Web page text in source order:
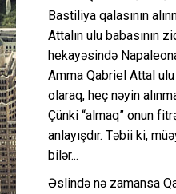
Bastiliya qalasının
Attalın ulu babasının
hekayəsində
Amma Qabriel Attal
olaraq, heç nəyin
Çünki “almaq” onun
anlayışdır. Təbii ki,
bilər...
Əslində nə zamansa